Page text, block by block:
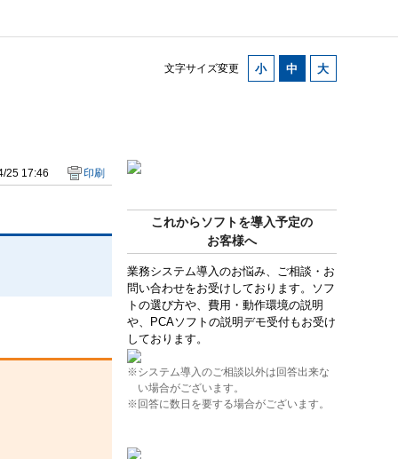
文字サイズ変更
これからソフトを導入予定の
お客様へ
業務システム導入のお悩み、ご相談・お
問い合わせをお受けしております。ソフ
トの選び方や、費用・動作環境の説明
や、PCAソフトの説明デモ受付もお受け
しております。
※システム導入のご相談以外は回答出来な
い場合がございます。
※回答に数日を要する場合がございます。
25 17:46 印刷